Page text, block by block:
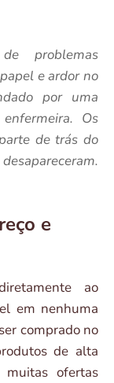
problemas
e ardor no
por uma
Os
de trás do
e
ao
em nenhuma
comprado no
de alta
ofertas